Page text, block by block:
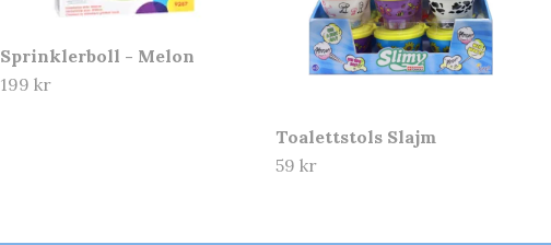
Sprinklerboll - Melon
199 kr
Toalettstols Slajm
59 kr